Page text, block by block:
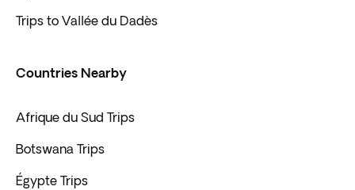
Trips to Vallée du Dadès
Countries Nearby
Afrique du Sud Trips
Botswana Trips
Égypte Trips